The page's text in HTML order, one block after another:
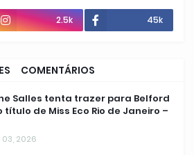
2.5k 45k
COMENTÁRIOS
Salles tenta trazer para Belford
título de Miss Eco Rio de Janeiro –
2026